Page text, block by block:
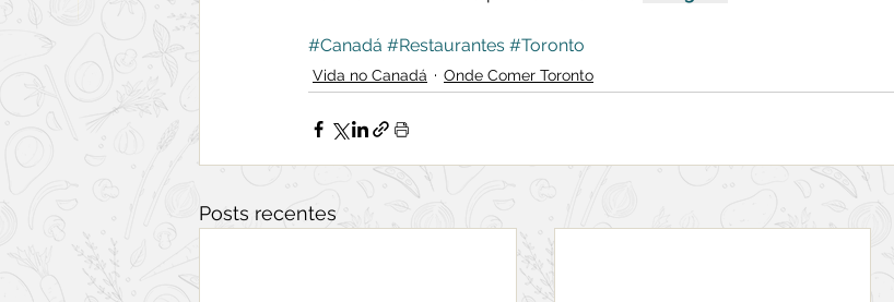
#Canadá #Restaurantes #Toronto
Vida no Canadá Onde Comer Toronto
Posts recentes